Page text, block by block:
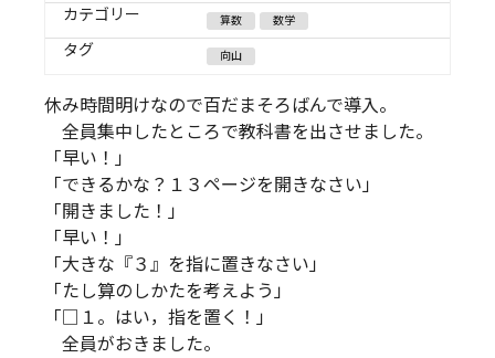
カテゴリー 算数 数学
タグ 向山
休み時間明けなので百だまそろばんで導入。
全員集中したところで教科書を出させました。
「早い！」
「できるかな？１３ページを開きなさい」
「開きました！」
「早い！」
「大きな『３』を指に置きなさい」
「たし算のしかたを考えよう」
「□１。はい，指を置く！」
全員がおきました。